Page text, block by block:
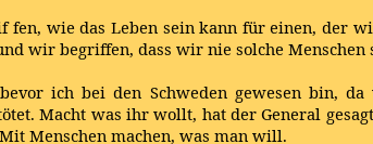
wie das Leben sein kann für einen, der
wir begriffen, dass wir nie solche Menschen
ich bei den Schweden gewesen bin,
Macht was ihr wollt, hat der General
Menschen machen, was man will.